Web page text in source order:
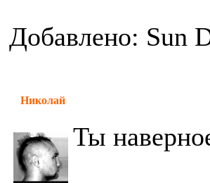
Добавлено: Sun
Николай
Ты